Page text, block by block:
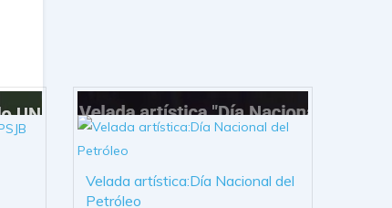
Velada artística:Día Nacional del
Petróleo